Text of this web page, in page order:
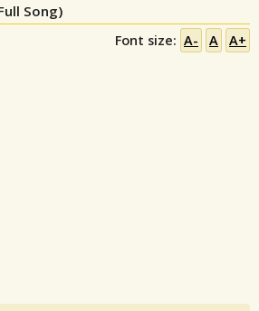
Song)
Font size: A- A A+